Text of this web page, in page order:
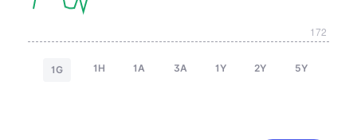
1G 1H 1A 3A 1Y 2Y 5Y